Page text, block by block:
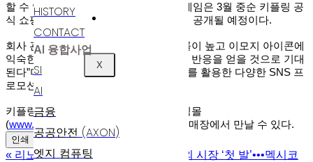
X
HISTORY
CONTACT
AI 융합사업
SI
AI
금융
공공안전 (AXON)
엣지 컴퓨팅
할 수 있는 할인쿠폰을 지급한다
해당 게임은 3월 중순 키플링 공
식 쇼핑몰,페이스북 인스타그램을 통해 공개될 예정이다.
회사 관계자는“ 이번 협업은
활용률이 높고 이모지 아이콘에
익숙한
2030 여성 고객을 중심으로 좋은 반응을 얻을 것으로 기대
된다”며 외에도 이모지를 활용한 다양한 SNS 프
로모션을 진행할 예정
키플링X이모지 제품은 키플링 공식 쇼핑몰
(www.kiplingshop.co.kr ) 및 전국 키플링 매장에서 만날 수 있다.
인쇄
« 리노스 자회사 에스유알코리아, 해외 시장 ‘첫 발’•••멕시코